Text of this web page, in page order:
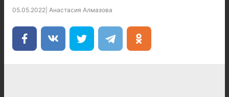
05.05.2022 Анастасия Алмазова